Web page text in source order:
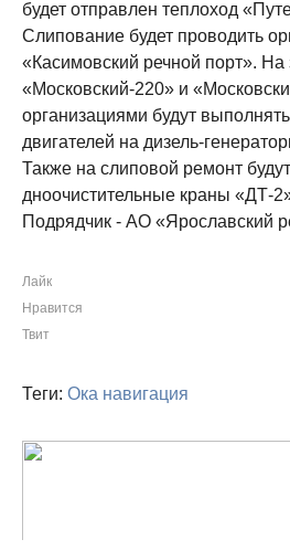
будет отправлен теплоход
Слипование будет проводить
«Касимовский речной порт». На
«Московский-220» и
организациями будут
двигателей на дизель-
Также на слиповой ремонт
дноочистительные краны «ДТ-
Подрядчик - АО «Ярославский
Лайк
Нравится
Твит
Теги: Ока навигация